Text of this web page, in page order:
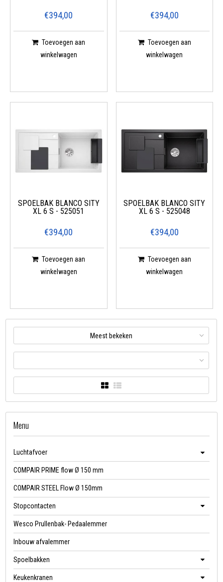
€394,00
Toevoegen aan
winkelwagen
€394,00
Toevoegen aan
winkelwagen
SPOELBAK BLANCO SITY
XL 6 S - 525051
€394,00
Toevoegen aan
winkelwagen
SPOELBAK BLANCO SITY
XL 6 S - 525048
€394,00
Toevoegen aan
winkelwagen
Meest bekeken
Menu
Luchtafvoer
COMPAIR PRIME flow Ø 150 mm
COMPAIR STEEL Flow Ø 150mm
Stopcontacten
Wesco Prullenbak- Pedaalemmer
Inbouw afvalemmer
Spoelbakken
Keukenkranen